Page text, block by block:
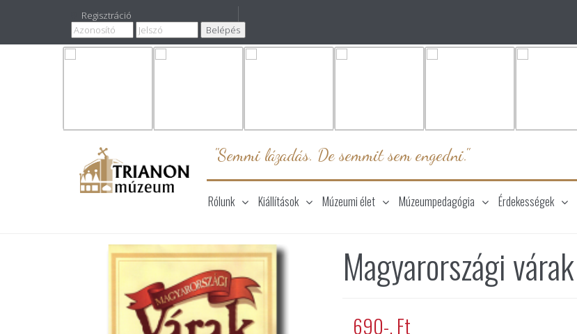
Regisztráció
"Semmi lázadás. De semmit sem engedni."
Rólunk Kiállítások Múzeumi élet Múzeumpedagógia Érdekességek
Magyarországi várak
690-, Ft